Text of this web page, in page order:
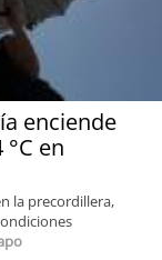
enciende
en
la precordillera,